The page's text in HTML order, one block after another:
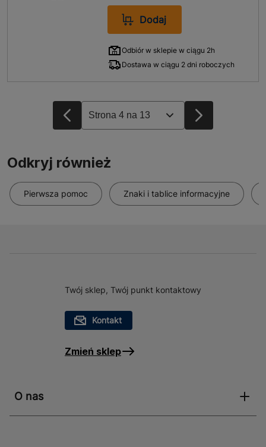
Dodaj
Odbiór w sklepie w ciągu 2h
Dostawa w ciągu 2 dni roboczych
Odkryj również
Pierwsza pomoc Znaki i tablice informacyjne
Twój sklep, Twój punkt kontaktowy
Kontakt
Zmień sklep
O nas